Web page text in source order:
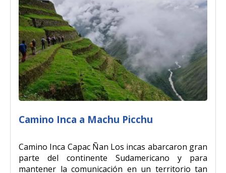
Camino Inca a Machu Picchu
Camino Inca Capac Ñan Los incas abarcaron gran
parte del continente Sudamericano y para
mantener la comunicación en un territorio tan